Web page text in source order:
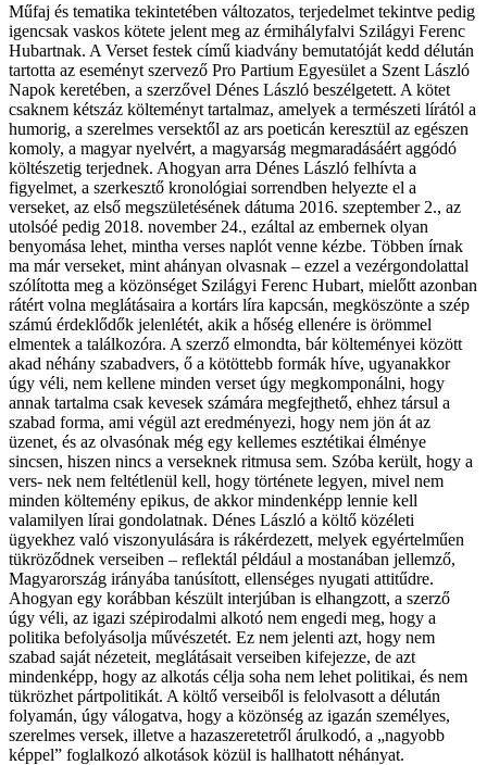
Műfaj és tematika tekintetében változatos, terjedelmet tekintve pedig
igencsak vaskos kötete jelent meg az érmihályfalvi Szilágyi Ferenc
Hubartnak. A Verset festek című kiadvány bemutatóját kedd délután
tartotta az eseményt szervező Pro Partium Egyesület a Szent László
Napok keretében, a szerzővel Dénes László beszélgetett. A kötet
csaknem kétszáz költeményt tartalmaz, amelyek a természeti lírától a
humorig, a szerelmes versektől az ars poeticán keresztül az egészen
komoly, a magyar nyelvért, a magyarság megmaradásáért aggódó
költészetig terjednek. Ahogyan arra Dénes László felhívta a
figyelmet, a szerkesztő kronológiai sorrendben helyezte el a
verseket, az első megszületésének dátuma 2016. szeptember 2., az
utolsóé pedig 2018. november 24., ezáltal az embernek olyan
benyomása lehet, mintha verses naplót venne kézbe. Többen írnak
ma már verseket, mint ahányan olvasnak – ezzel a vezérgondolattal
szólította meg a közönséget Szilágyi Ferenc Hubart, mielőtt azonban
rátért volna meglátásaira a kortárs líra kapcsán, megköszönte a szép
számú érdeklődők jelenlétét, akik a hőség ellenére is örömmel
elmentek a találkozóra. A szerző elmondta, bár költeményei között
akad néhány szabadvers, ő a kötöttebb formák híve, ugyanakkor
úgy véli, nem kellene minden verset úgy megkomponálni, hogy
annak tartalma csak kevesek számára megfejthető, ehhez társul a
szabad forma, ami végül azt eredményezi, hogy nem jön át az
üzenet, és az olvasónak még egy kellemes esztétikai élménye
sincsen, hiszen nincs a verseknek ritmusa sem. Szóba került, hogy a
vers- nek nem feltétlenül kell, hogy története legyen, mivel nem
minden költemény epikus, de akkor mindenképp lennie kell
valamilyen lírai gondolatnak. Dénes László a költő közéleti
ügyekhez való viszonyulására is rákérdezett, melyek egyértelműen
tükröződnek verseiben – reflektál például a mostanában jellemző,
Magyarország irányába tanúsított, ellenséges nyugati attitűdre.
Ahogyan egy korábban készült interjúban is elhangzott, a szerző
úgy véli, az igazi szépirodalmi alkotó nem engedi meg, hogy a
politika befolyásolja művészetét. Ez nem jelenti azt, hogy nem
szabad saját nézeteit, meglátásait verseiben kifejezze, de azt
mindenképp, hogy az alkotás célja soha nem lehet politikai, és nem
tükrözhet pártpolitikát. A költő verseiből is felolvasott a délután
folyamán, úgy válogatva, hogy a közönség az igazán személyes,
szerelmes versek, illetve a hazaszeretetről árulkodó, a „nagyobb
képpel” foglalkozó alkotások közül is hallhatott néhányat.